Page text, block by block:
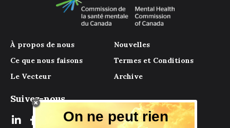
À propos de nous
Ce que nous faisons
Le Vecteur
Nouvelles
Termes et Conditions
Archive
Suivez-nous
On ne peut rien